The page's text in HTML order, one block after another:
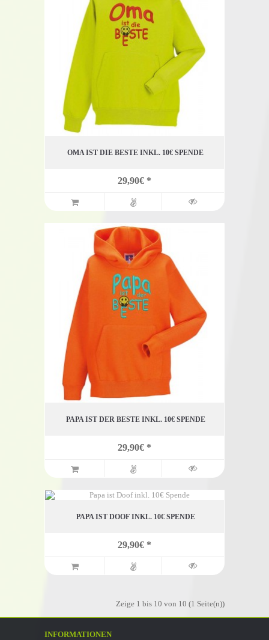
OMA IST DIE BESTE INKL. 10€ SPENDE
29,90€ *
PAPA IST DER BESTE INKL. 10€ SPENDE
29,90€ *
PAPA IST DOOF INKL. 10€ SPENDE
29,90€ *
Zeige 1 bis 10 von 10 (1 Seite(n))
INFORMATIONEN